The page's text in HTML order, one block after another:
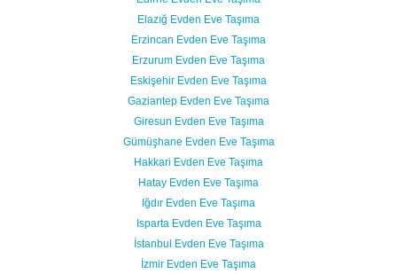
Elazığ Evden Eve Taşıma
Erzincan Evden Eve Taşıma
Erzurum Evden Eve Taşıma
Eskişehir Evden Eve Taşıma
Gaziantep Evden Eve Taşıma
Giresun Evden Eve Taşıma
Gümüşhane Evden Eve Taşıma
Hakkari Evden Eve Taşıma
Hatay Evden Eve Taşıma
Iğdır Evden Eve Taşıma
Isparta Evden Eve Taşıma
İstanbul Evden Eve Taşıma
İzmir Evden Eve Taşıma